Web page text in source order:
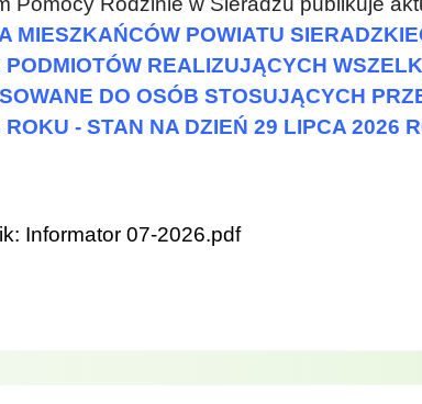
MIESZKAŃCÓW POWIATU
REALIZUJĄCYCH
DO OSÓB STOSUJĄCYCH
- STAN NA DZIEŃ 29 LIPCA 2026
Informator 07-2026.pdf